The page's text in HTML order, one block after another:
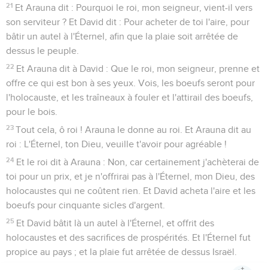
21 Et Arauna dit : Pourquoi le roi, mon seigneur, vient-il vers
son serviteur ? Et David dit : Pour acheter de toi l'aire, pour
bâtir un autel à l'Éternel, afin que la plaie soit arrêtée de
dessus le peuple.
22 Et Arauna dit à David : Que le roi, mon seigneur, prenne et
offre ce qui est bon à ses yeux. Vois, les boeufs seront pour
l'holocauste, et les traîneaux à fouler et l'attirail des boeufs,
pour le bois.
23 Tout cela, ô roi ! Arauna le donne au roi. Et Arauna dit au
roi : L'Éternel, ton Dieu, veuille t'avoir pour agréable !
24 Et le roi dit à Arauna : Non, car certainement j'achèterai de
toi pour un prix, et je n'offrirai pas à l'Éternel, mon Dieu, des
holocaustes qui ne coûtent rien. Et David acheta l'aire et les
boeufs pour cinquante sicles d'argent.
25 Et David bâtit là un autel à l'Éternel, et offrit des
holocaustes et des sacrifices de prospérités. Et l'Éternel fut
propice au pays ; et la plaie fut arrêtée de dessus Israël.